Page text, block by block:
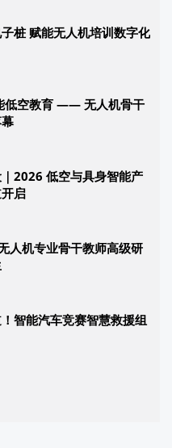
桩 赋能无人机培训数字化
低空教育 —— 无人机骨干
2026 低空与具身智能产
启
人机专业骨干教师高级研
智能汽车竞赛智慧救援组